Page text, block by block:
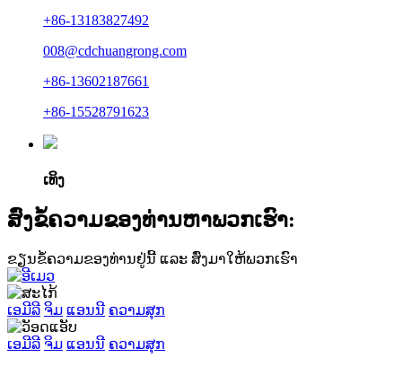
+86-13183827492
008@cdchuangrong.com
+86-13602187661
+86-15528791623
ເທິງ
ສົ່ງຂໍ້ຄວາມຂອງທ່ານຫາພວກເຮົາ:
ຂຽນຂໍ້ຄວາມຂອງທ່ານຢູ່ນີ້ ແລະ ສົ່ງມາໃຫ້ພວກເຮົາ
ເອມີລີ ຈິມ ແອນນີ ຄວາມສຸກ
ເອມີລີ ຈິມ ແອນນີ ຄວາມສຸກ